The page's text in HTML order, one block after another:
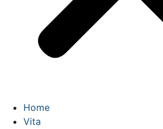
Home
Vita